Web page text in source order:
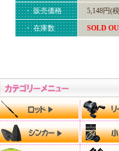
・ 販売価格 5,148円(
・ 在庫数 SOLD